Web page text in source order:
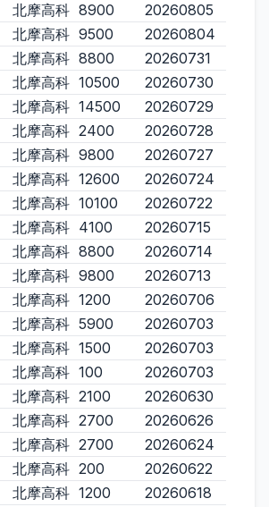
北摩高科 8900
20260805
北摩高科 9500
20260804
北摩高科 8800
20260731
北摩高科 10500
20260730
北摩高科 14500
20260729
北摩高科 2400
20260728
北摩高科 9800
20260727
北摩高科 12600
20260724
北摩高科 10100
20260722
北摩高科 4100
20260715
北摩高科 8800
20260714
北摩高科 9800
20260713
北摩高科 1200
20260706
北摩高科 5900
20260703
北摩高科 1500
20260703
北摩高科 100
20260703
北摩高科 2100
20260630
北摩高科 2700
20260626
北摩高科 2700
20260624
北摩高科 200
20260622
北摩高科 1200
20260618